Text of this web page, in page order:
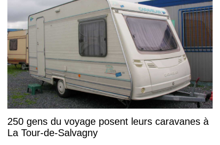
250 gens du voyage posent leurs caravanes à
La Tour-de-Salvagny